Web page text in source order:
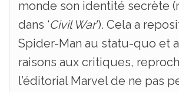
monde son identité secrète
dans ‘Civil War‘). Cela a
Spider-Man au statu-quo et
raisons aux critiques,
l’éditorial Marvel de ne pas